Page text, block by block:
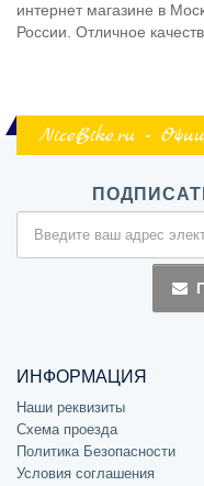
интернет магазине в
России. Отличное
NiceBike.ru -
ИНФОРМАЦИЯ
Наши реквизиты
Схема проезда
Политика Безопасности
Условия соглашения